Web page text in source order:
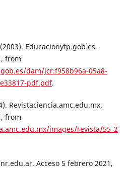
(2003). Educacionyfp.gob.es.
from
dam/jcr:f958b96a-05a8-
pdf.pdf.
Revistaciencia.amc.edu.mx.
from
images/revista/55_2
Acceso 5 febrero 2021,